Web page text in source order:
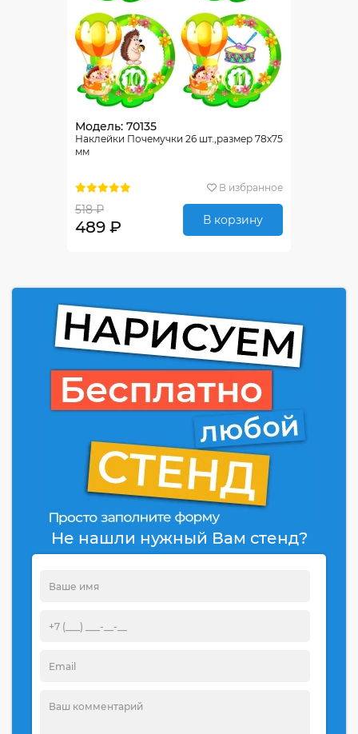
Модель: 70135
Наклейки Почемучки 26 шт.,размер 78х75
мм
В избранное
518 ₽
489 ₽ В корзину
Не нашли нужный Вам стенд?